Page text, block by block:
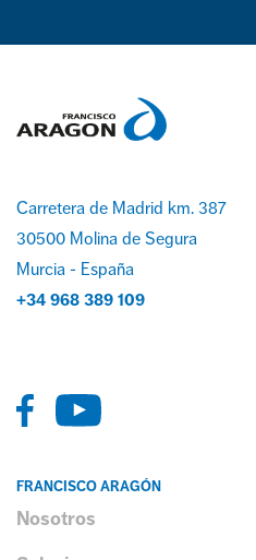
Carretera de Madrid km. 387
30500 Molina de Segura
Murcia - España
+34 968 389 109
FRANCISCO ARAGÓN
Nosotros